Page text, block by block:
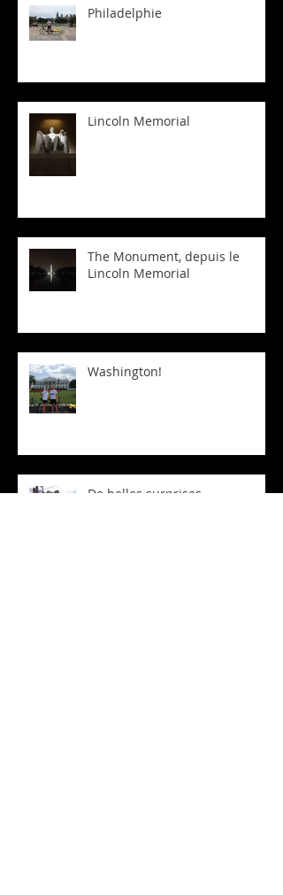
Philadelphie
Lincoln Memorial
The Monument, depuis le
Lincoln Memorial
Washington!
De belles surprises